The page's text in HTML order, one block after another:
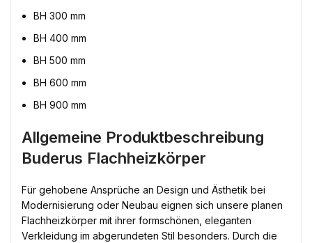
BH 300 mm
BH 400 mm
BH 500 mm
BH 600 mm
BH 900 mm
Allgemeine Produktbeschreibung
Buderus Flachheizkörper
Für gehobene Ansprüche an Design und Ästhetik bei
Modernisierung oder Neubau eignen sich unsere planen
Flachheizkörper mit ihrer formschönen, eleganten
Verkleidung im abgerundeten Stil besonders. Durch die